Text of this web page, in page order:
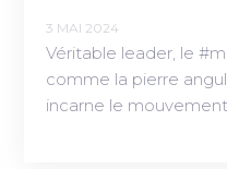
3 MAI 2024
Véritable leader, le
comme la pierre
incarne le mouvement